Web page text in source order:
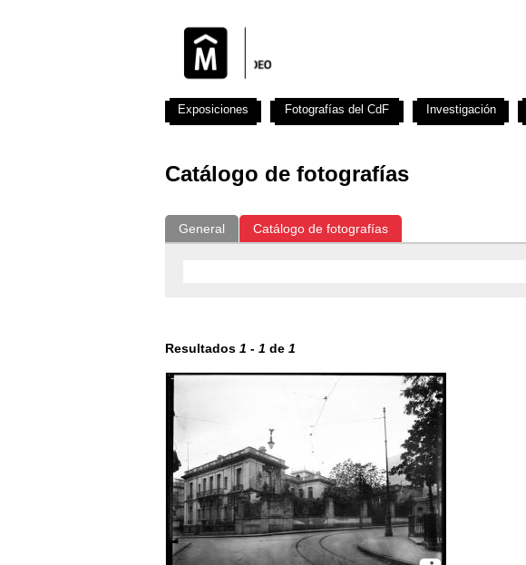
Catálogo de fotografías
General Catálogo de fotografías
Resultados 1 - 1 de 1
Exposiciones Fotografías del CdF Investigación